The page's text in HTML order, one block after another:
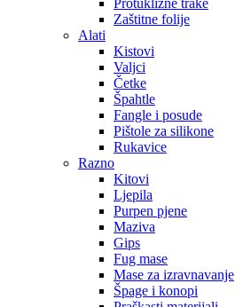
Zaštitne folije
Alati
Kistovi
Valjci
Četke
Špahtle
Fangle i posude
Pištole za silikone
Rukavice
Razno
Kitovi
Ljepila
Purpen pjene
Maziva
Gips
Fug mase
Mase za izravnavanje
Špage i konopi